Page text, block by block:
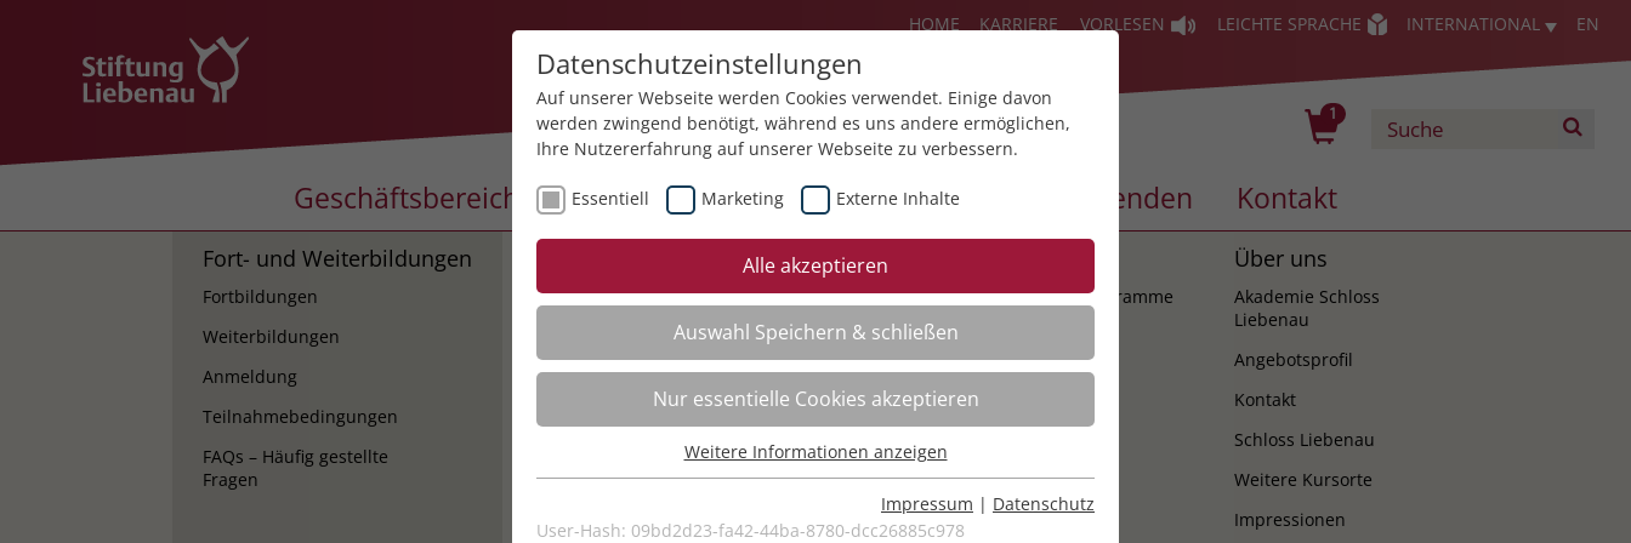
HOME KARRIERE VORLESEN LEICHTE SPRACHE INTERNATIONAL EN
Geschäftsbereiche Über uns Aktuelles Akademie Spenden Kontakt
1
Fort- und Weiterbildungen
Fortbildungen
Weiterbildungen
Anmeldung
Teilnahmebedingungen
FAQs – Häufig gestellte
Fragen
Kursempfehlungen
Beratung
Supervision
Coaching
Mediation
Organisationsentwicklung
Bildungsberatung
Moderation
Bildungsprogramme
Über uns
Akademie Schloss
Liebenau
Angebotsprofil
Kontakt
Schloss Liebenau
Weitere Kursorte
Impressionen
Datenschutzeinstellungen
Auf unserer Webseite werden Cookies verwendet. Einige davon
werden zwingend benötigt, während es uns andere ermöglichen,
Ihre Nutzererfahrung auf unserer Webseite zu verbessern.
Essentiell Marketing Externe Inhalte
Alle akzeptieren
Auswahl Speichern & schließen
Nur essentielle Cookies akzeptieren
Essentielle Cookies werden für grundlegende Funktionen der
Webseite benötigt. Dadurch ist gewährleistet, dass die Webseite
Weitere Informationen anzeigen
Impressum | Datenschutz
User-Hash: 09bd2d23-fa42-44ba-8780-dcc26885c978